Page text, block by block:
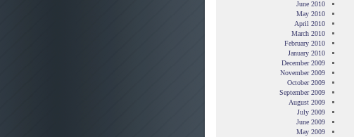
June 2010
May 2010
April 2010
March 2010
February 2010
January 2010
December 2009
November 2009
October 2009
September 2009
August 2009
July 2009
June 2009
May 2009